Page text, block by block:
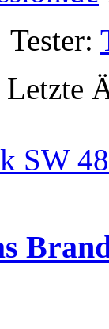
Tester:
Letzte
SW